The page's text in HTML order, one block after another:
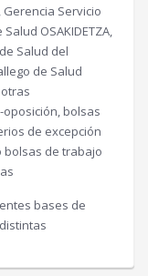
Gerencia Servicio
OSAKIDETZA,
Salud del
de Salud
otras
bolsas
de excepción
bolsas de trabajo
bases de